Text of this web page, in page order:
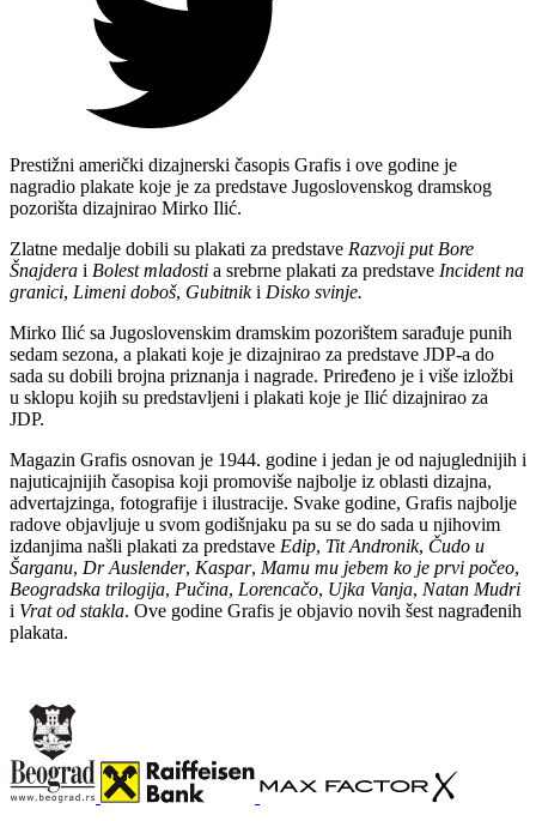
Prestižni američki dizajnerski časopis Grafis i ove godine je
nagradio plakate koje je za predstave Jugoslovenskog dramskog
pozorišta dizajnirao Mirko Ilić.
Zlatne medalje dobili su plakati za predstave Razvoji put Bore
Šnajdera i Bolest mladosti a srebrne plakati za predstave Incident na
granici, Limeni doboš, Gubitniki Disko svinje.
Mirko Ilić sa Jugoslovenskim dramskim pozorištem sarađuje punih
sedam sezona, a plakati koje je dizajnirao za predstave JDP-a do
sada su dobili brojna priznanja i nagrade. Priređeno je i više izložbi
u sklopu kojih su predstavljeni i plakati koje je Ilić dizajnirao za
JDP.
Magazin Grafis osnovan je 1944. godine i jedan je od najuglednijih i
najuticajnijih časopisa koji promoviše najbolje iz oblasti dizajna,
advertajzinga, fotografije i ilustracije. Svake godine, Grafis najbolje
radove objavljuje u svom godišnjaku pa su se do sada u njihovim
izdanjima našli plakati za predstave Edip, Tit Andronik, Čudo u
Šarganu, Dr Auslender, Kaspar, Mamu mu jebem ko je prvi počeo,
Beogradska trilogija, Pučina, Lorencačo, Ujka Vanja, Natan Mudri
i Vrat od stakla. Ove godine Grafis je objavio novih šest nagrađenih
plakata.